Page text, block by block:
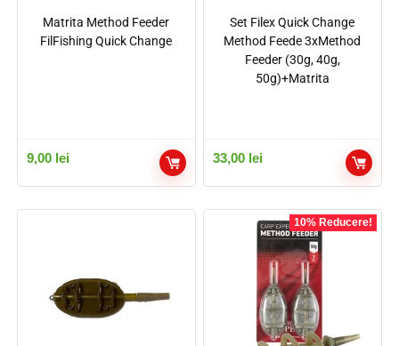
Matrita Method Feeder
FilFishing Quick Change
9,00 lei
Set Filex Quick Change
Method Feede 3xMethod
Feeder (30g, 40g,
50g)+Matrita
33,00 lei
10% Reducere!